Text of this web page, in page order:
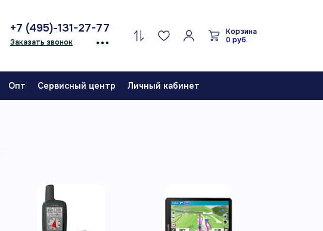
+7 (495)-131-27-77
Заказать звонок
Корзина
0 руб.
Опт Сервисный центр Личный кабинет